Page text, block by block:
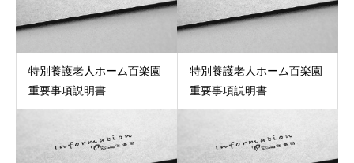
特別養護老人ホーム百楽園
重要事項説明書
特別養護老人ホーム百楽園
重要事項説明書